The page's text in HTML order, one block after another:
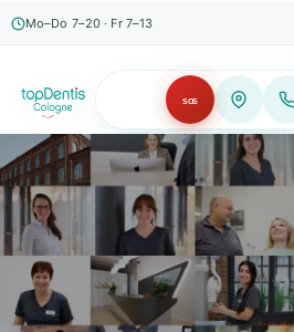
Mo–Do 7–20 · Fr 7–13
SOS